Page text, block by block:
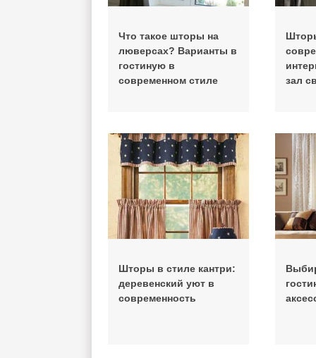
Что такое шторы на
люверсах? Варианты в
гостиную в
современном стиле
зал
Шторы в стиле кантри:
деревенский уют в
современность